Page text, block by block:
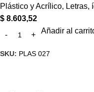
Plástico y Acrílico, Letras,
$ 8.603,52
Añadir al
SKU: PLAS 027